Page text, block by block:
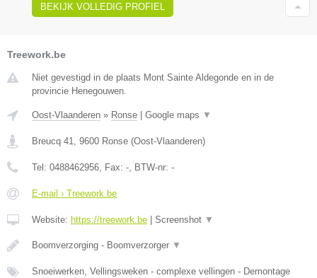
BEKIJK VOLLEDIG PROFIEL
Treework.be
Niet gevestigd in de plaats Mont Sainte Aldegonde en in de
provincie Henegouwen.
Oost-Vlaanderen » Ronse Google maps ▼
Breucq 41 9600 Ronse (Oost-Vlaanderen)
Tel: 0488462956 , Fax: - , BTW-nr: -
E-mail › Treework.be
Website: https://treework.be Screenshot ▼
Boomverzorging - Boomverzorger ▼
Snoeiwerken, Vellingsweken - complexe vellingen - Demontage